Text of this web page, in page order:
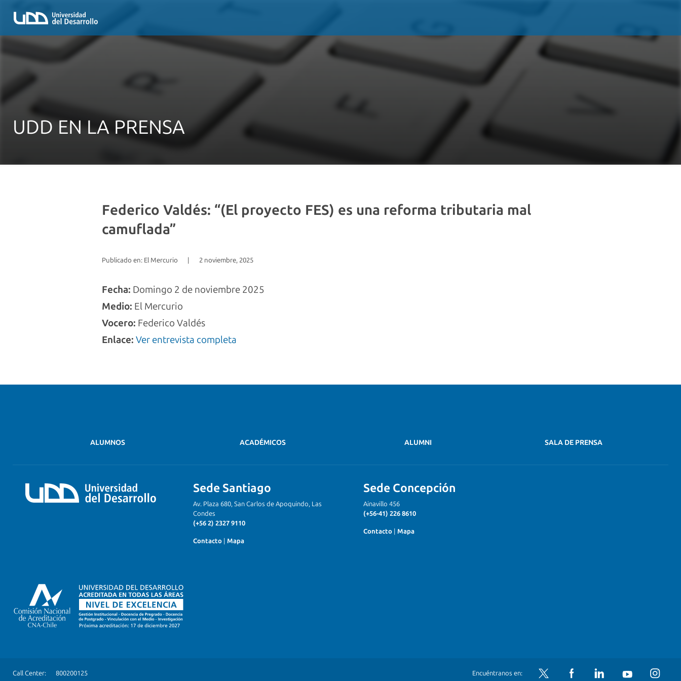
UDD EN LA PRENSA
Federico Valdés: “(El proyecto FES) es una reforma tributaria mal
camuflada”
Publicado en: El Mercurio 2 noviembre, 2025
Fecha: Domingo 2 de noviembre 2025
Medio: El Mercurio
Vocero: Federico Valdés
Enlace: Ver entrevista completa
ALUMNOS ACADÉMICOS ALUMNI SALA DE PRENSA
Sede Santiago
Av. Plaza 680, San Carlos de Apoquindo, Las
Condes
(+56 2) 2327 9110
Contacto Mapa
Sede Concepción
Ainavillo 456
(+56-41) 226 8610
Contacto Mapa
Call Center: 800200125 Encuéntranos en: Twitter FacebookLinkedIn YouTube Instagram